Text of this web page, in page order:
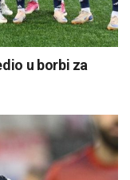
u borbi za